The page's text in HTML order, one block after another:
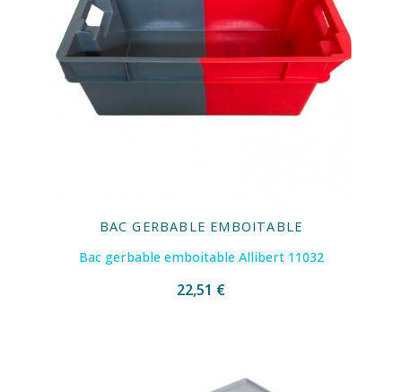
BAC GERBABLE EMBOITABLE
Bac gerbable emboitable Allibert 11032
22,51 €